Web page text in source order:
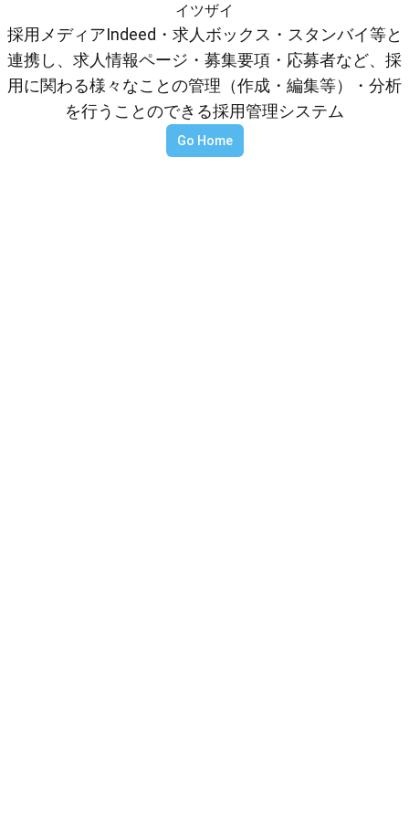
イツザイ
採用メディアIndeed・求人ボックス・スタンバイ等と
連携し、求人情報ページ・募集要項・応募者など、採
用に関わる様々なことの管理（作成・編集等）・分析
を行うことのできる採用管理システム
Go Home